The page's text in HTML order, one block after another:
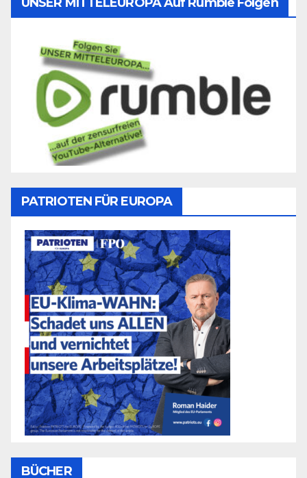
PATRIOTEN FÜR EUROPA
BÜCHER